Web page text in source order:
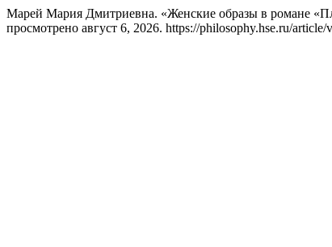
Марей Мария Дмитриевна. «Женские образы в романе
просмотрено август 6, 2026. https://philosophy.hse.ru/article/